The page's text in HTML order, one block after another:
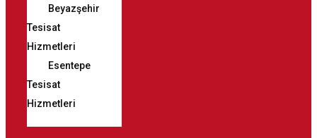
Beyazşehir
Tesisat
Hizmetleri
Esentepe
Tesisat
Hizmetleri